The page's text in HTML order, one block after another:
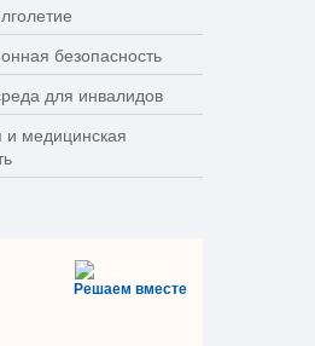
безопасность
для инвалидов
и медицинская
Решаем вместе